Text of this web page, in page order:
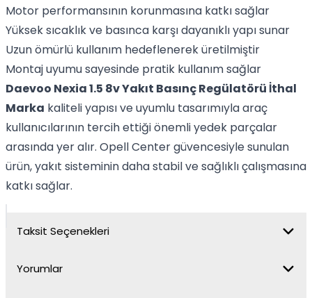
Motor performansının korunmasına katkı sağlar
Yüksek sıcaklık ve basınca karşı dayanıklı yapı sunar
Uzun ömürlü kullanım hedeflenerek üretilmiştir
Montaj uyumu sayesinde pratik kullanım sağlar
Daevoo Nexia 1.5 8v Yakıt Basınç Regülatörü İthal
Marka kaliteli yapısı ve uyumlu tasarımıyla araç
kullanıcılarının tercih ettiği önemli yedek parçalar
arasında yer alır. Opell Center güvencesiyle sunulan
ürün, yakıt sisteminin daha stabil ve sağlıklı çalışmasına
katkı sağlar.
Taksit Seçenekleri
Yorumlar